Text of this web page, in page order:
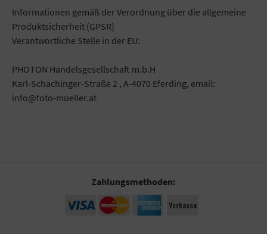
Informationen gemäß der Verordnung über die allgemeine
Produktsicherheit (GPSR)
Verantwortliche Stelle in der EU:
PHOTON Handelsgesellschaft m.b.H
Karl-Schachinger-Straße 2 , A-4070 Eferding, email:
info@foto-mueller.at
Zahlungsmethoden: